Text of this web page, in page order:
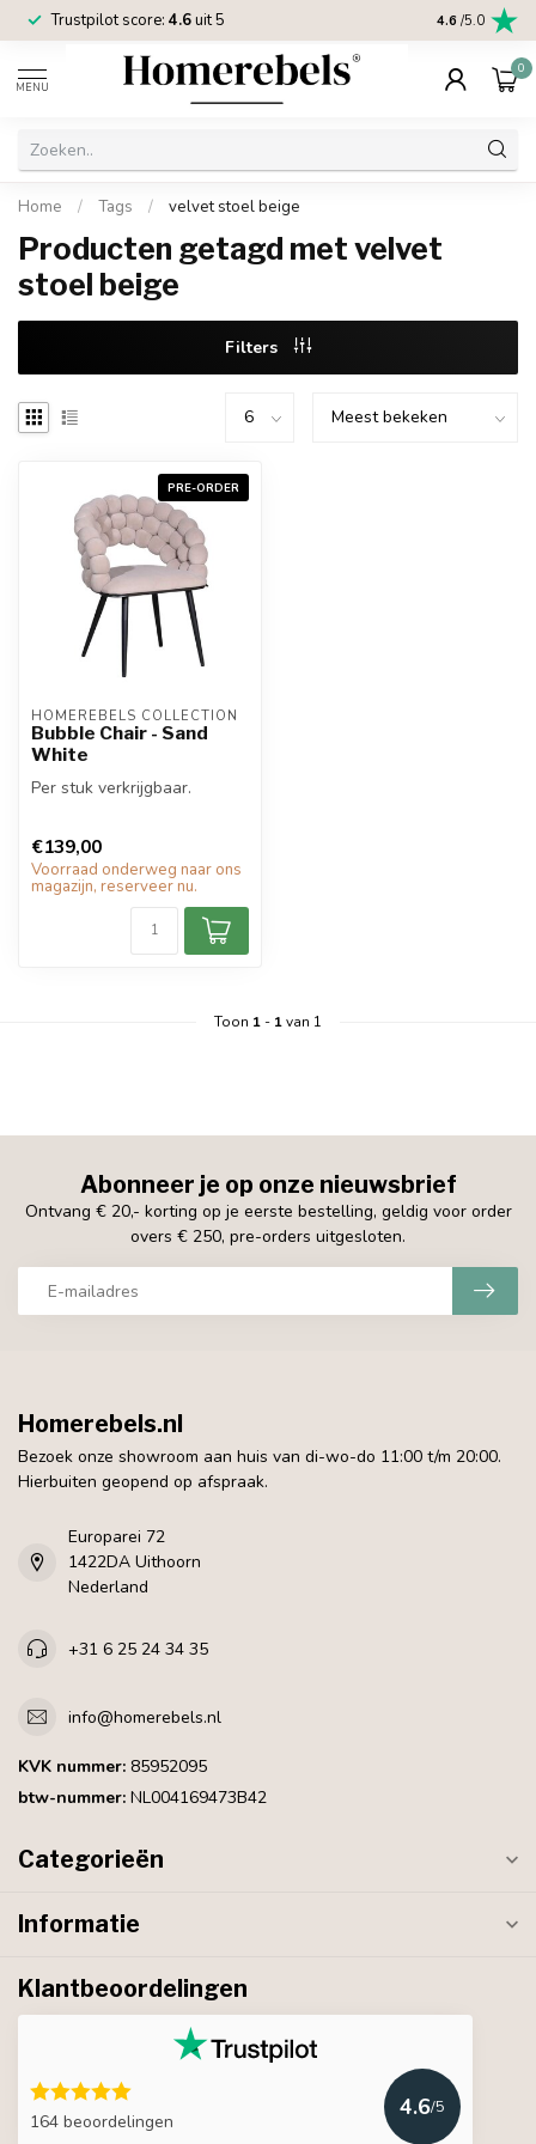
Trustpilot score: 4.6uit 5 2 jaar
4.6 /5.0
MENU
0
Home / Tags / velvet stoel beige
Producten getagd met velvet
stoel beige
Filters
PRE-ORDER
HOMEREBELS COLLECTION
Bubble Chair - Sand
White
Per stuk verkrijgbaar.
€139,00
Voorraad onderweg naar ons
magazijn, reserveer nu.
Toon 1- 1van 1
Abonneer je op onze nieuwsbrief
Ontvang € 20,- korting op je eerste bestelling, geldig voor order
overs € 250, pre-orders uitgesloten.
Homerebels.nl
Bezoek onze showroom aan huis van di-wo-do 11:00 t/m 20:00.
Hierbuiten geopend op afspraak.
Europarei 72
1422DA Uithoorn
Nederland
+31 6 25 24 34 35
info@homerebels.nl
KVK nummer: 85952095
btw-nummer: NL004169473B42
Categorieën
Informatie
Klantbeoordelingen
164 beoordelingen
4.6/5